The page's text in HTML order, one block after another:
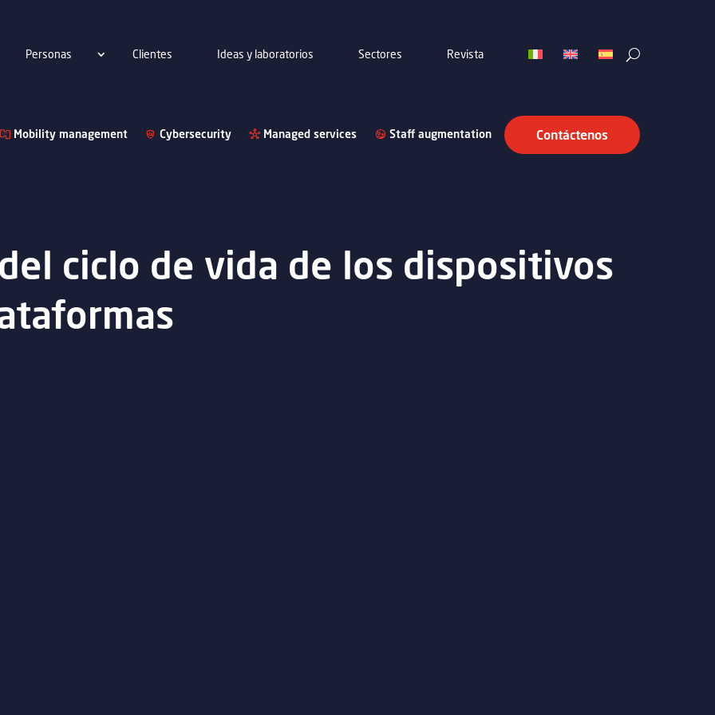
Personas Clientes Ideas y laboratorios Sectores Revista
Mobility management Cybersecurity Managed services Staff augmentation Contáctenos
ciclo de vida de los dispositivos